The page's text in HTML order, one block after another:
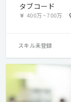
タブコード
400万~700万
スキル未登録